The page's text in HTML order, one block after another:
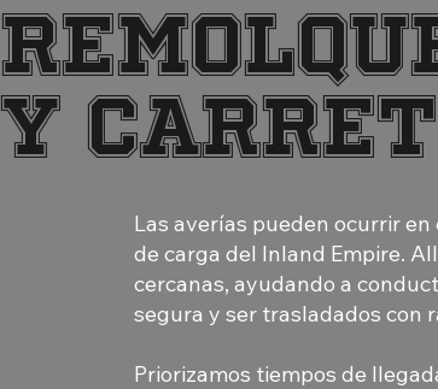
y
Las averías pueden ocurrir
de carga del Inland Empire.
cercanas, ayudando a
segura y ser trasladados con
Priorizamos tiempos de